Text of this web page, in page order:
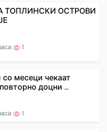
ТОПЛИНСКИ ОСТРОВИ
1
месеци чекаат
доцни ...
1